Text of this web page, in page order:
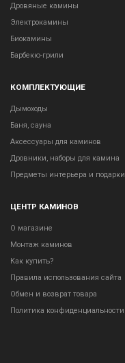
Дровяные камины
Электрокамины
Биокамины
Барбекю-грили
КОМПЛЕКТУЮЩИЕ
Дымоходы
Баня, сауна
Аксессуары для каминов
Дровники, наборы для камина
Предметы интерьера и подарки
ЦЕНТР КАМИНОВ
О магазине
Монтаж каминов
Как купить?
Правила использования сайта
Обмен и возврат товара
Политика конфиденциальности